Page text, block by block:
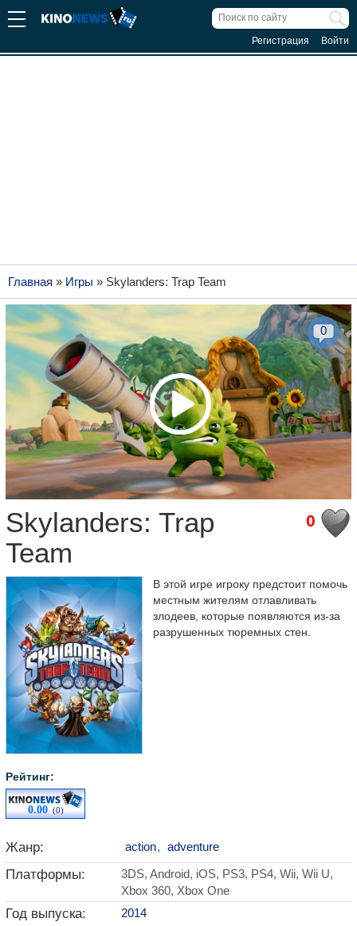
Регистрация Войти
Главная » Игры » Skylanders: Trap Team
0
0
Skylanders: Trap
Team
Рейтинг:
0.00(0)
В этой игре игроку предстоит помочь
местным жителям отлавливать
злодеев, которые появляются из-за
разрушенных тюремных стен.
Жанр: action, adventure
Платформы:
3DS, Android, iOS, PS3, PS4, Wii, Wii U,
Xbox 360, Xbox One
Год выпуска: 2014